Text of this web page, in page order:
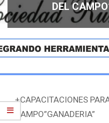
DEL
+CAPACITACIONES
CAMPO”GANADERIA”